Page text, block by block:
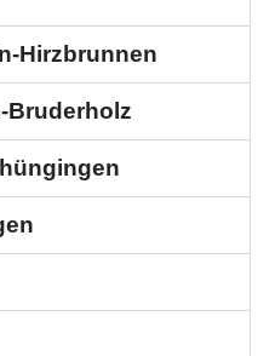
Hirzbrunnen
Bruderholz